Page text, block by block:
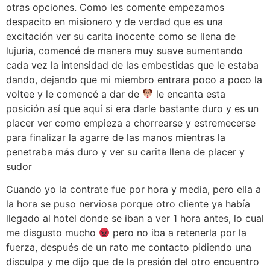
otras opciones. Como les comente empezamos
despacito en misionero y de verdad que es una
excitación ver su carita inocente como se llena de
lujuria, comencé de manera muy suave aumentando
cada vez la intensidad de las embestidas que le estaba
dando, dejando que mi miembro entrara poco a poco la
voltee y le comencé a dar de
le encanta esta
posición así que aquí si era darle bastante duro y es un
placer ver como empieza a chorrearse y estremecerse
para finalizar la agarre de las manos mientras la
penetraba más duro y ver su carita llena de placer y
sudor
Cuando yo la contrate fue por hora y media, pero ella a
la hora se puso nerviosa porque otro cliente ya había
llegado al hotel donde se iban a ver 1 hora antes, lo cual
me disgusto mucho
pero no iba a retenerla por la
fuerza, después de un rato me contacto pidiendo una
disculpa y me dijo que de la presión del otro encuentro